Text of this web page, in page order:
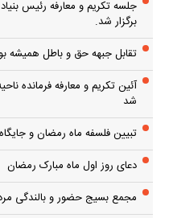
جلسه تکریم و معارفه رئیس
برگزار شد.
تقابل جبهه حق و باطل همیشه
آئین تکریم و معارفه فرمانده
شد
تبیین فلسفه ماه رمضان و
دعای روز اول ماه مبارک رمضان
مجمع بسیج حضور و بالندگی